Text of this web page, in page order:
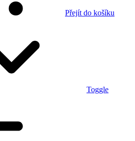
Přejít do košíku
Toggle